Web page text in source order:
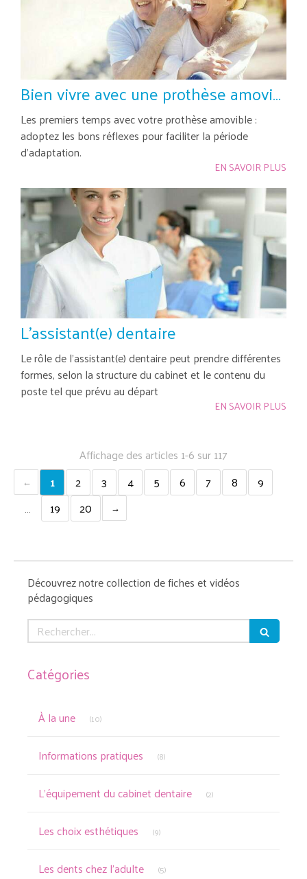
Bien vivre avec une prothèse amovible
Les premiers temps avec votre prothèse amovible :
adoptez les bons réflexes pour faciliter la période
d'adaptation.
EN SAVOIR PLUS
L'assistant(e) dentaire
Le rôle de l’assistant(e) dentaire peut prendre différentes
formes, selon la structure du cabinet et le contenu du
poste tel que prévu au départ
EN SAVOIR PLUS
Affichage des articles 1-6 sur 117
1
2 3 4 5 6 7 8
9
…
19 20
Découvrez notre collection de fiches et vidéos
pédagogiques
Rechercher
Catégories
À la une (10)
Informations pratiques (8)
L'équipement du cabinet dentaire (2)
Les choix esthétiques (9)
Les dents chez l'adulte (5)